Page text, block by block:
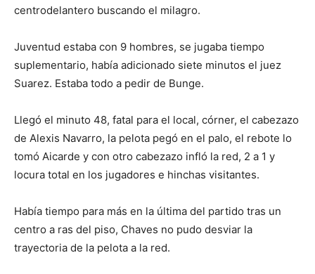
centrodelantero buscando el milagro.
Juventud estaba con 9 hombres, se jugaba tiempo
suplementario, había adicionado siete minutos el juez
Suarez. Estaba todo a pedir de Bunge.
Llegó el minuto 48, fatal para el local, córner, el cabezazo
de Alexis Navarro, la pelota pegó en el palo, el rebote lo
tomó Aicarde y con otro cabezazo infló la red, 2 a 1 y
locura total en los jugadores e hinchas visitantes.
Había tiempo para más en la última del partido tras un
centro a ras del piso, Chaves no pudo desviar la
trayectoria de la pelota a la red.